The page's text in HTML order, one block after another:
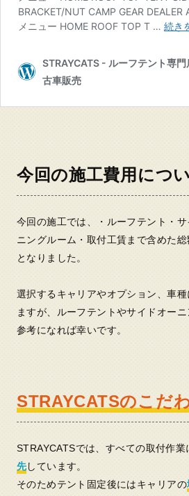
今回の施工費用につ
今回の施工では、・ルーフテント・
ニングルーム・取付工賃まで含めた総
となりました。
選択するキャリアやオプション、車
ますが、ルーフテントやサイドオー
参考になれば幸いです。
STRAYCATSのこだ
STRAYCATSでは、すべての取付作業
先しています。
そのためテント固定後にはキャリアの